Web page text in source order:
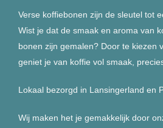
Verse koffiebonen zijn de sleutel tot
Wist je dat de smaak en aroma van
bonen zijn gemalen? Door te kiezen
geniet je van koffie vol smaak,
Lokaal bezorgd in Lansingerland en
Wij maken het je gemakkelijk door